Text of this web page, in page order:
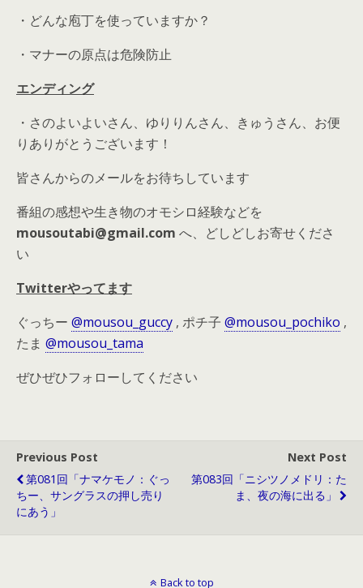
・どんな庖丁を使っていますか？
・マナーの原点は危険防止
エンディング
・さのよいよいさん、ゆりりんさん、きゅうさん、お便
りありがとうございます！
皆さんからのメールをお待ちしています
番組の感想や生き物のオモシロ経験などを
mousoutabi@gmail.com へ、どしどしお寄せくださ
い
Twitterやってます
ぐっちー @mousou_guccy , ポチ子 @mousou_pochiko ,
たま @mousou_tama
ぜひぜひフォローしてください
Previous Post
第081回「ナマケモノ：ぐっ
ちー、サングラスの押し売り
にあう」
Next Post
第083回「ニシツノメドリ：た
ま、夜の海に出る」
Back to top